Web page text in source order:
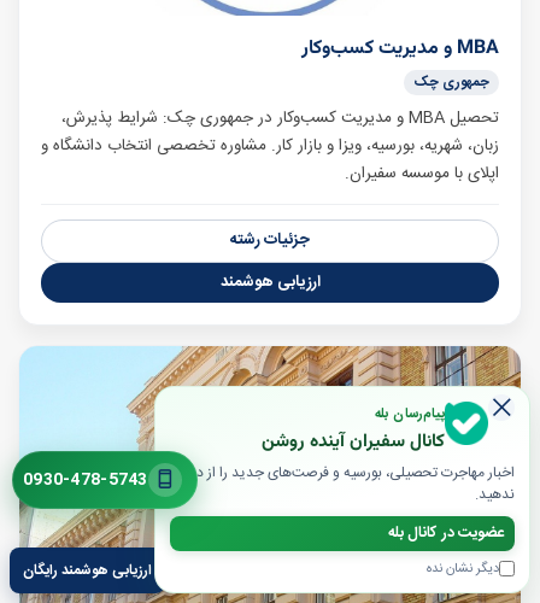
MBA و مدیریت کسب‌وکار
جمهوری چک
تحصیل MBA و مدیریت کسب‌وکار در جمهوری چک: شرایط پذیرش،
زبان، شهریه، بورسیه، ویزا و بازار کار. مشاوره تخصصی انتخاب دانشگاه و
اپلای با موسسه سفیران.
جزئیات رشته
ارزیابی هوشمند
0930-478-5743
ارزیابی هوشمند رایگان
پیام‌رسان بله
کانال سفیران آینده روشن
اخبار مهاجرت تحصیلی، بورسیه و فرصت‌های جدید را از دست
ندهید.
عضویت در کانال بله
دیگر نشان نده